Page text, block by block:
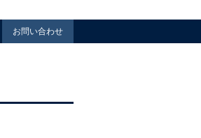
お問い合わせ